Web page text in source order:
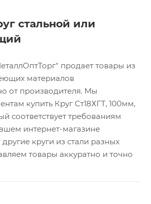
стальной или
продает товары из
материалов
от производителя. Мы
купить Круг Ст18ХГТ, 100мм,
соответствует требованиям
интернет-магазине
круги из стали разных
товары аккуратно и точно